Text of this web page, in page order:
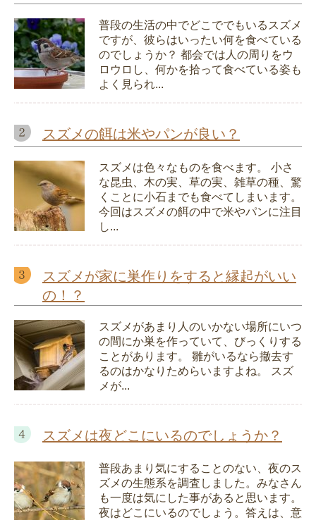
普段の生活の中でどこででもいるスズメ
ですが、彼らはいったい何を食べている
のでしょうか？ 都会では人の周りをウ
ロウロし、何かを拾って食べている姿も
よく見られ...
スズメの餌は米やパンが良い？
スズメは色々なものを食べます。 小さ
な昆虫、木の実、草の実、雑草の種、驚
くことに小石までも食べてしまいます。
今回はスズメの餌の中で米やパンに注目
し...
スズメが家に巣作りをすると縁起がいい
の！？
スズメがあまり人のいかない場所にいつ
の間にか巣を作っていて、びっくりする
ことがあります。 雛がいるなら撤去す
るのはかなりためらいますよね。 スズ
メが...
スズメは夜どこにいるのでしょうか？
普段あまり気にすることのない、夜のス
ズメの生態系を調査しました。みなさん
も一度は気にした事があると思います。
夜はどこにいるのでしょう。答えは、意